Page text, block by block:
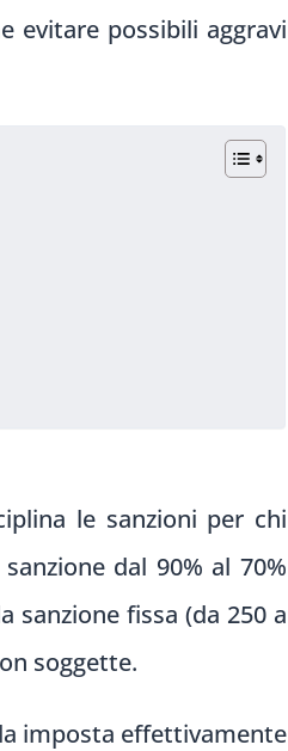
evitare possibili aggravi
le sanzioni per chi
dal 90% al 70%
sanzione fissa (da 250 a
soggette.
imposta effettivamente